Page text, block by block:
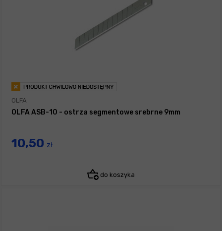
OLFA
OLFA ASB-10 - ostrza segmentowe srebrne 9mm
10,50 zł
do koszyka